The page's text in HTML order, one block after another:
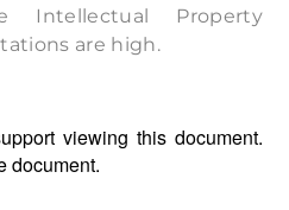
Intellectual Property
are high.
viewing this document.
document.